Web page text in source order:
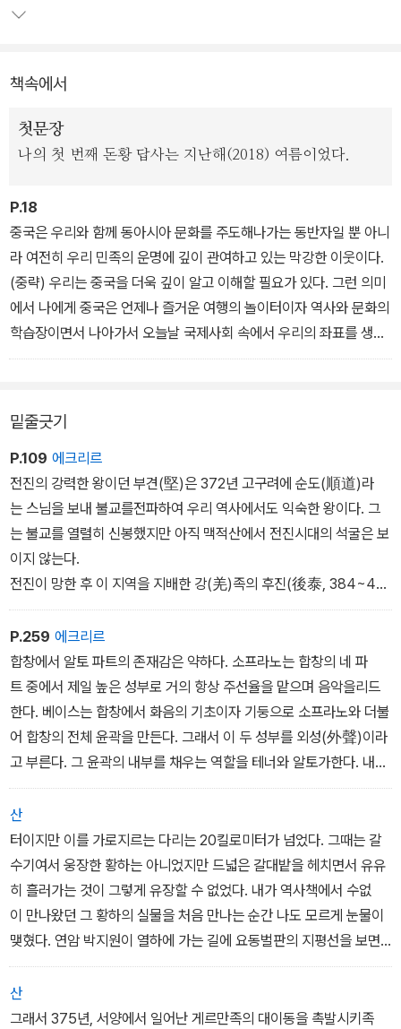
을 만나고 돈황의 명사산에 이르는 여정이다. 이백과 두보의 시와 고
책속에서
첫문장
나의 첫 번째 돈황 답사는 지난해(2018) 여름이었다.
P.18
중국은 우리와 함께 동아시아 문화를 주도해나가는 동반자일 뿐 아니
라 여전히 우리 민족의 운명에 깊이 관여하고 있는 막강한 이웃이다.
(중략) 우리는 중국을 더욱 깊이 알고 이해할 필요가 있다. 그런 의미
에서 나에게 중국은 언제나 즐거운 여행의 놀이터이자 역사와 문화의
학습장이면서 나아가서 오늘날 국제사회 속에서 우리의 좌표를 생각
게 하는 세계사의 무대였다. 내가 중국 답사기를 쓴 소이는 바로 여기
밑줄긋기
P.109 에크리르
전진의 강력한 왕이던 부견(堅)은 372년 고구려에 순도(順道)라
는 스님을 보내 불교를전파하여 우리 역사에서도 익숙한 왕이다. 그
는 불교를 열렬히 신봉했지만 아직 맥적산에서 전진시대의 석굴은 보
이지 않는다.
전진이 망한 후 이 지역을 지배한 강(羌)족의 후진(後泰, 384~41
7)과선비족의 서진(西泰, 385~431)은 모두 불교를 신봉한 나라였
다. 후진은133년밖에 이어가지 못한 단명 국가였지만 중국에 불교
가 정착할 수있게 한 나라였다. 후진은 황제가 요(姚)씨여서 요진이
라고도 하는데황제 요홍(號興)은 불교를 맹렬히 신봉하여 전설적
인 서역승 쿠마라지바를 국사(國師)로 모시어 산스크리트어로 된 3
00권의 불경을 한문으로 번역하게 한 인물이다. 요흥은 수도 장안
에 승관(僧官)을 설치하고 불교 사무를 관장케 했을 정도였다.
P.259 에크리르
합창에서 알토 파트의 존재감은 약하다. 소프라노는 합창의 네 파
트 중에서 제일 높은 성부로 거의 항상 주선율을 맡으며 음악을리드
한다. 베이스는 합창에서 화음의 기초이자 기둥으로 소프라노와 더불
어 합창의 전체 윤곽을 만든다. 그래서 이 두 성부를 외성(外聲)이라
고 부른다. 그 윤곽의 내부를 채우는 역할을 테너와 알토가한다. 내성
(內聲)들이다. 그래도 테너는 남성의 고음이어서 비교적잘 들린다.
이들에 비하면 알토는 이도 저도 아니다. 선율을 책임지는 것도아니
고 화성 진행의 기둥 역할을 하는 것도 아니다. 다른 파트들에묻
혀 잘 드러나지 않는다. 알토는 이도 저도 아니지만 동시에 그 모든 것
에 필요한 존재이다. 소프라노와 협력하여 이중의 선율선을만들기
도 하고 테너와 협력하여 화성을 완성한다. 무엇보다 알토는균형
을 맞추는 조정자이다. 합창음악의 대가들은 안다. 훌륭한 합창곡으
로서 알토의 빛나는 장면이 마련돼 있지 않은 곡은 없다는것을,
산
터이지만 이를 가로지르는 다리는 20킬로미터가 넘었다. 그때는 갈
수기여서 웅장한 황하는 아니었지만 드넓은 갈대밭을 헤치면서 유유
히 흘러가는 것이 그렇게 유장할 수 없었다. 내가 역사책에서 수없
이 만나왔던 그 황하의 실물을 처음 만나는 순간 나도 모르게 눈물이
맺혔다. 연암 박지원이 열하에 가는 길에 요동벌판의 지평선을 보면
서 ˝사나이로서 한번 목 놓아 울 만한 곳이다˝라고 했던 그런 감정이
었다.
그때 중국문명의 요람이라는 황하의 도도한 흐름을 보면서 이런 엄청
산
그래서 375년, 서양에서 일어난 게르만족의 대이동을 촉발시키족